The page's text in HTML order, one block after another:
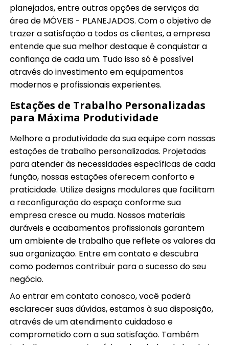
planejados, entre outras opções de serviços da
área de MÓVEIS - PLANEJADOS. Com o objetivo de
trazer a satisfação a todos os clientes, a empresa
entende que sua melhor destaque é conquistar a
confiança de cada um. Tudo isso só é possível
através do investimento em equipamentos
modernos e profissionais experientes.
Estações de Trabalho Personalizadas
para Máxima Produtividade
Melhore a produtividade da sua equipe com nossas
estações de trabalho personalizadas. Projetadas
para atender às necessidades específicas de cada
função, nossas estações oferecem conforto e
praticidade. Utilize designs modulares que facilitam
a reconfiguração do espaço conforme sua
empresa cresce ou muda. Nossos materiais
duráveis e acabamentos profissionais garantem
um ambiente de trabalho que reflete os valores da
sua organização. Entre em contato e descubra
como podemos contribuir para o sucesso do seu
negócio.
Ao entrar em contato conosco, você poderá
esclarecer suas dúvidas, estamos à sua disposição,
através de um atendimento cuidadoso e
comprometido com a sua satisfação. Também